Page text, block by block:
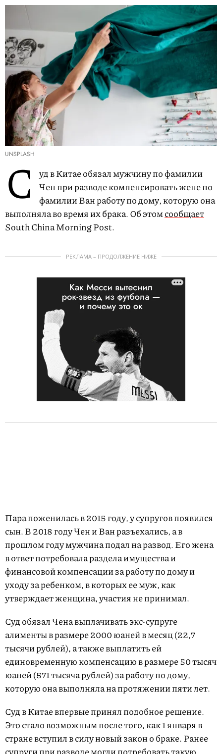
UNSPLASH
С
уд в Китае обязал мужчину по фамилии
Чен при разводе компенсировать жене по
фамилии Ван работу по дому, которую она
выполняла во время их брака. Об этомсообщает
South China Morning Post.
РЕКЛАМА – ПРОДОЛЖЕНИЕ НИЖЕ
Пара поженилась в 2015 году, у супругов появился
сын. В 2018 году Чен и Ван разъехались, а в
прошлом году мужчина подал на развод. Его жена
в ответ потребовала раздела имущества и
финансовой компенсации за работу по дому и
уходу за ребенком, в которых ее муж, как
утверждает женщина, участия не принимал.
Суд обязал Чена выплачивать экс-супруге
алименты в размере 2000 юаней в месяц (22,7
тысячи рублей), а также выплатить ей
единовременную компенсацию в размере 50 тысяч
юаней (571 тысяча рублей) за работу по дому,
которую она выполняла на протяжении пяти лет.
Суд в Китае впервые принял подобное решение.
Это стало возможным после того, как 1 января в
стране вступил в силу новый закон о браке. Ранее